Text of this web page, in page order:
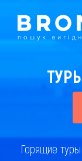
Горящие туры